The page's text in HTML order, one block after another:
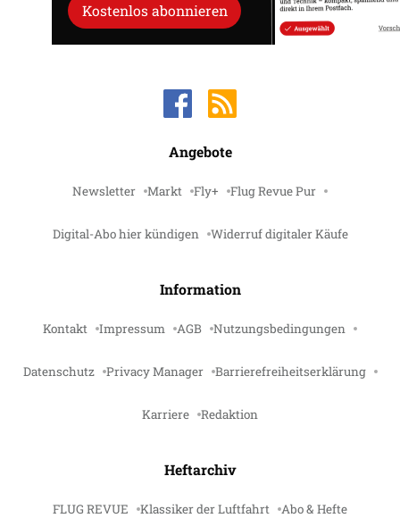
Kostenlos abonnieren
Angebote
Newsletter Markt Fly+ Flug Revue Pur
Digital-Abo hier kündigen Widerruf digitaler Käufe
Information
Kontakt Impressum AGB Nutzungsbedingungen
Datenschutz Privacy Manager Barrierefreiheitserklärung
Karriere Redaktion
Heftarchiv
FLUG REVUE Klassiker der Luftfahrt Abo & Hefte